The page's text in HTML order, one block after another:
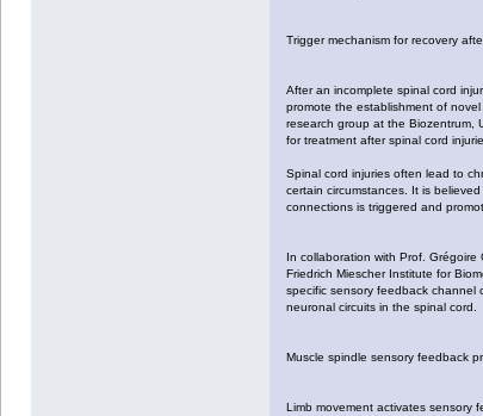
Trigger mechanism for recovery
After an incomplete spinal cord
promote the establishment of
research group at the Biozentrum,
for treatment after spinal cord
Spinal cord injuries often lead to
certain circumstances. It is
connections is triggered and
In collaboration with Prof.
Friedrich Miescher Institute for
specific sensory feedback channel
neuronal circuits in the spinal cord.
Muscle spindle sensory feedback
Limb movement activates sensory